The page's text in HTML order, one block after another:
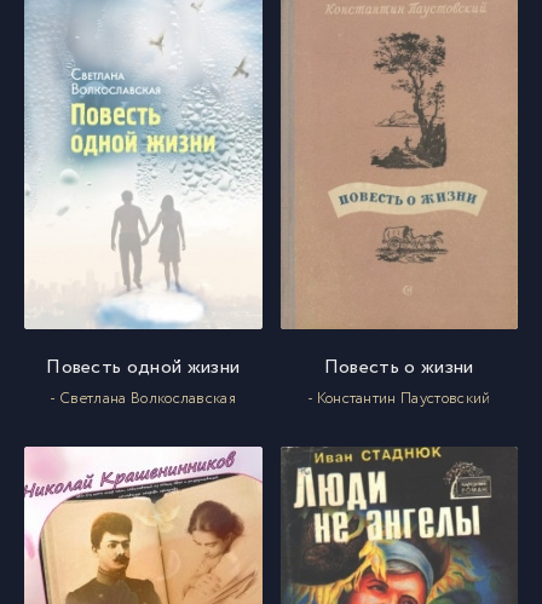
Повесть одной жизни
- Светлана Волкославская
Повесть о жизни
- Константин Паустовский